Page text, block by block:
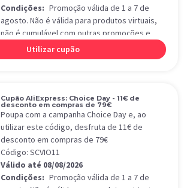
Condições: Promoção válida de 1 a 7 de
agosto. Não é válida para produtos virtuais,
não é cumulável com outras promoções e
aplica-se apenas a produtos de Choice Day.
Utilizar cupão
Cupão AliExpress: Choice Day - 11€ de
desconto em compras de 79€
Poupa com a campanha Choice Day e, ao
utilizar este código, desfruta de 11€ de
desconto em compras de 79€
Código: SCVIO11
Válido até 08/08/2026
Condições: Promoção válida de 1 a 7 de